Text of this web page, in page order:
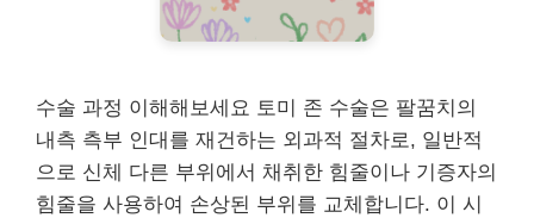
수술 과정 이해해보세요 토미 존 수술은 팔꿈치의
내측 측부 인대를 재건하는 외과적 절차로, 일반적
으로 신체 다른 부위에서 채취한 힘줄이나 기증자의
힘줄을 사용하여 손상된 부위를 교체합니다. 이 시